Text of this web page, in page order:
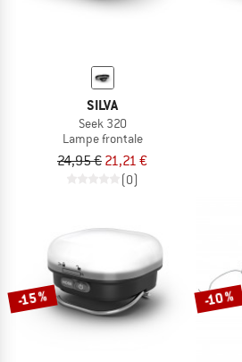
SILVA
Seek 320
Lampe frontale
24,95 € 21,21 €
(0)
-15 % -10 %